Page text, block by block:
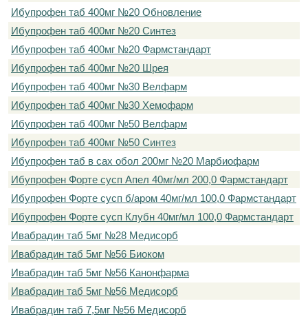
Ибупрофен таб 400мг №20 Обновление
Ибупрофен таб 400мг №20 Синтез
Ибупрофен таб 400мг №20 Фармстандарт
Ибупрофен таб 400мг №20 Шрея
Ибупрофен таб 400мг №30 Велфарм
Ибупрофен таб 400мг №30 Хемофарм
Ибупрофен таб 400мг №50 Велфарм
Ибупрофен таб 400мг №50 Синтез
Ибупрофен таб в сах обол 200мг №20 Марбиофарм
Ибупрофен Форте сусп Апел 40мг/мл 200,0 Фармстандарт
Ибупрофен Форте сусп б/аром 40мг/мл 100,0 Фармстандарт
Ибупрофен Форте сусп Клубн 40мг/мл 100,0 Фармстандарт
Ивабрадин таб 5мг №28 Медисорб
Ивабрадин таб 5мг №56 Биоком
Ивабрадин таб 5мг №56 Канонфарма
Ивабрадин таб 5мг №56 Медисорб
Ивабрадин таб 7,5мг №56 Медисорб